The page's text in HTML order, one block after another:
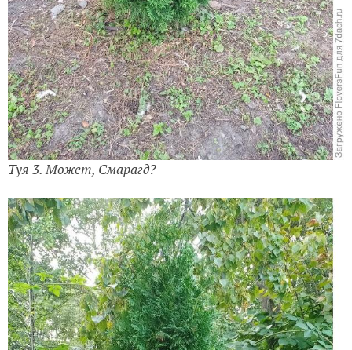
Туя 3. Может, Смарагд?